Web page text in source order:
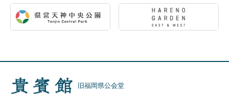
旧福岡県公会堂